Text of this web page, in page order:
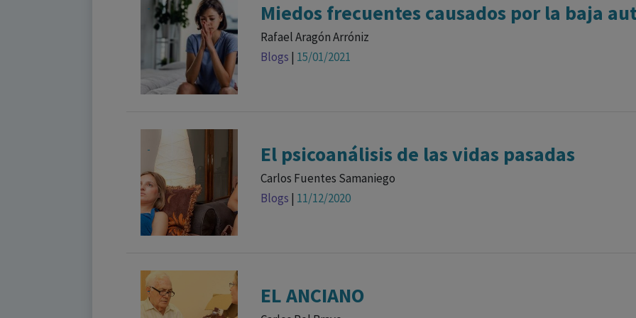
Miedos frecuentes causados por la baja
Rafael Aragón Arróniz
Blogs | 15/01/2021
El psicoanálisis de las vidas pasadas
Carlos Fuentes Samaniego
Blogs | 11/12/2020
EL ANCIANO